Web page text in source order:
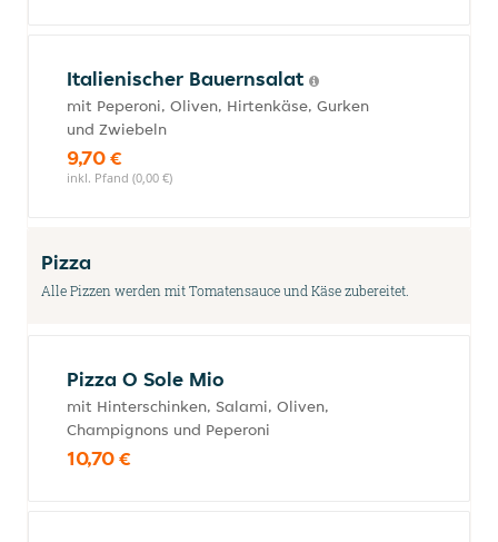
Italienischer Bauernsalat
mit Peperoni, Oliven, Hirtenkäse, Gurken
und Zwiebeln
9,70 €
inkl. Pfand (0,00 €)
Pizza
Alle Pizzen werden mit Tomatensauce und Käse zubereitet.
Pizza O Sole Mio
mit Hinterschinken, Salami, Oliven,
Champignons und Peperoni
10,70 €